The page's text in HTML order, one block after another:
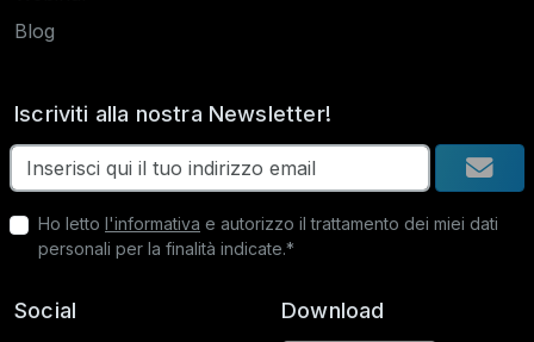
Blog
Iscriviti alla nostra Newsletter!
Ho letto l'informativa e autorizzo il trattamento dei miei dati
personali per la finalità indicate.*
Social Download